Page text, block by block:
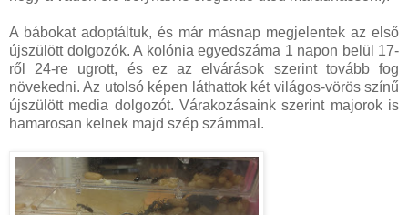
A bábokat adoptáltuk, és már másnap megjelentek az első
újszülött dolgozók. A kolónia egyedszáma 1 napon belül 17-
ről 24-re ugrott, és ez az elvárások szerint tovább fog
növekedni. Az utolsó képen láthattok két világos-vörös színű
újszülött media dolgozót. Várakozásaink szerint majorok is
hamarosan kelnek majd szép számmal.